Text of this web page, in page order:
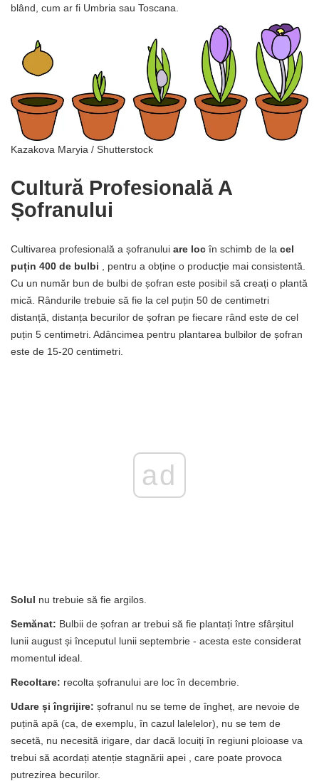
blând, cum ar fi Umbria sau Toscana.
Kazakova Maryia / Shutterstock
Cultură Profesională A
Șofranului
Cultivarea profesională a șofranului are loc în schimb de la cel
puțin 400 de bulbi , pentru a obține o producție mai consistentă.
Cu un număr bun de bulbi de șofran este posibil să creați o plantă
mică. Rândurile trebuie să fie la cel puțin 50 de centimetri
distanță, distanța becurilor de șofran pe fiecare rând este de cel
puțin 5 centimetri. Adâncimea pentru plantarea bulbilor de șofran
este de 15-20 centimetri.
ad
Solul nu trebuie să fie argilos.
Semănat: Bulbii de șofran ar trebui să fie plantați între sfârșitul
lunii august și începutul lunii septembrie - acesta este considerat
momentul ideal.
Recoltare: recolta șofranului are loc în decembrie.
Udare și îngrijire: șofranul nu se teme de îngheț, are nevoie de
puțină apă (ca, de exemplu, în cazul lalelelor), nu se tem de
secetă, nu necesită irigare, dar dacă locuiți în regiuni ploioase va
trebui să acordați atenție stagnării apei , care poate provoca
putrezirea becurilor.